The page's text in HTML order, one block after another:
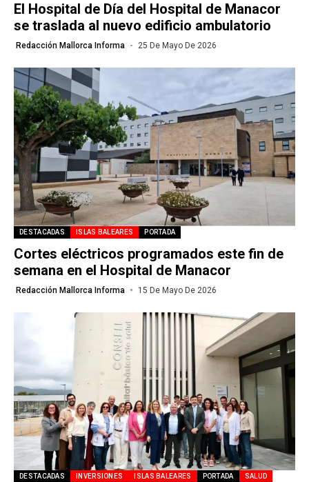
El Hospital de Día del Hospital de Manacor
se traslada al nuevo edificio ambulatorio
Redacción Mallorca Informa 25 De Mayo De 2026
DESTACADAS ISLAS BALEARES PORTADA
Cortes eléctricos programados este fin de
semana en el Hospital de Manacor
Redacción Mallorca Informa 15 De Mayo De 2026
DESTACADAS INVERSIONES ISLAS BALEARES PORTADA SALUD